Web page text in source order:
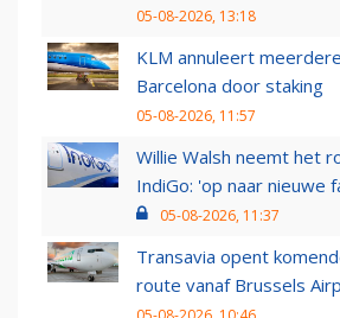
05-08-2026, 13:18
KLM annuleert
Barcelona door staking
05-08-2026, 11:57
Willie Walsh neemt het
IndiGo: 'op naar nieuwe
05-08-2026, 11:37
Transavia opent
route vanaf Brussels